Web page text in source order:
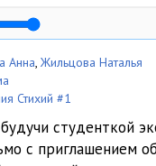
Анна, Жильцова Наталья
Стихий #1
студенткой
с приглашением